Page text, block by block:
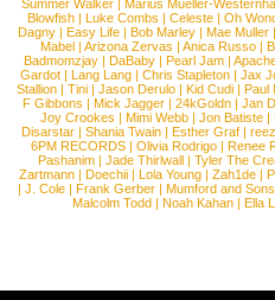
Summer Walker |Marius Mueller-
Blowfish | Luke Combs | Celeste | Oh
Dagny |Easy Life |Bob Marley |Mae Muller
Mabel |Arizona Zervas |Anica Russo |
Badmomzjay |DaBaby |Pearl Jam |
Gardot | Lang Lang | Chris Stapleton | Jax
Stallion |Tini |Jason Derulo |Kid Cudi |Paul
F Gibbons | Mick Jagger | 24kGoldn | Jan
Joy Crookes | Mimi Webb | Jon Batiste |
Disarstar | Shania Twain | Esther Graf |
6PM RECORDS | Olivia Rodrigo | Renee
Pashanim |Jade Thirlwall |Tyler The
Zartmann | Doechii | Lola Young | Zah1de |
| J. Cole | Frank Gerber | Mumford and Sons
Malcolm Todd | Noah Kahan | Ella